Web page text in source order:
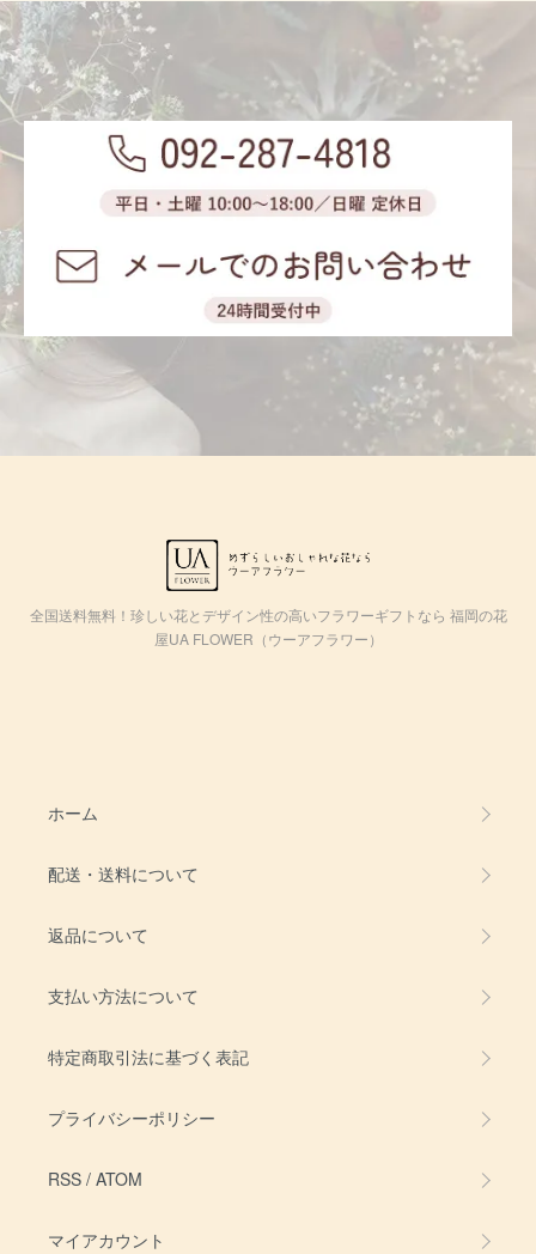
全国送料無料！珍しい花とデザイン性の高いフラワーギフトなら 福岡の花
屋UA FLOWER（ウーアフラワー）
ホーム
配送・送料について
返品について
支払い方法について
特定商取引法に基づく表記
プライバシーポリシー
RSS / ATOM
マイアカウント